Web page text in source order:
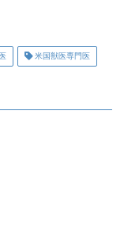
米国獣医専門医